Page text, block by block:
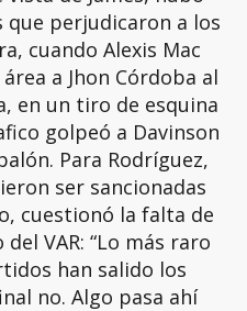
que perjudicaron a los
cuando Alexis Mac
a Jhon Córdoba al
en un tiro de esquina
golpeó a Davinson
Para Rodríguez,
ser sancionadas
cuestionó la falta de
VAR: “Lo más raro
han salido los
no. Algo pasa ahí